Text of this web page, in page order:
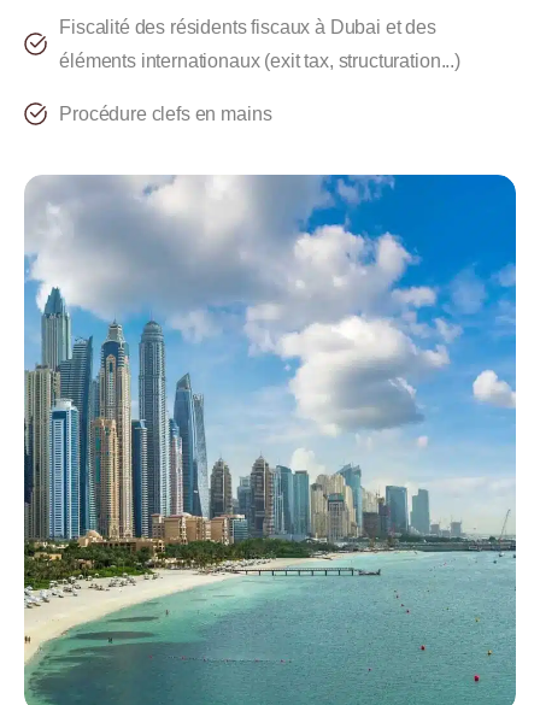
Fiscalité des résidents fiscaux à Dubai et des
éléments internationaux (exit tax, structuration...)
Procédure clefs en mains